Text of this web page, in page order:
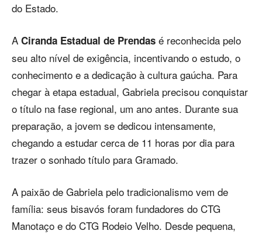
do Estado.
A Ciranda Estadual de Prendas é reconhecida pelo
seu alto nível de exigência, incentivando o estudo, o
conhecimento e a dedicação à cultura gaúcha. Para
chegar à etapa estadual, Gabriela precisou conquistar
o título na fase regional, um ano antes. Durante sua
preparação, a jovem se dedicou intensamente,
chegando a estudar cerca de 11 horas por dia para
trazer o sonhado título para Gramado.
A paixão de Gabriela pelo tradicionalismo vem de
família: seus bisavós foram fundadores do CTG
Manotaço e do CTG Rodeio Velho. Desde pequena,